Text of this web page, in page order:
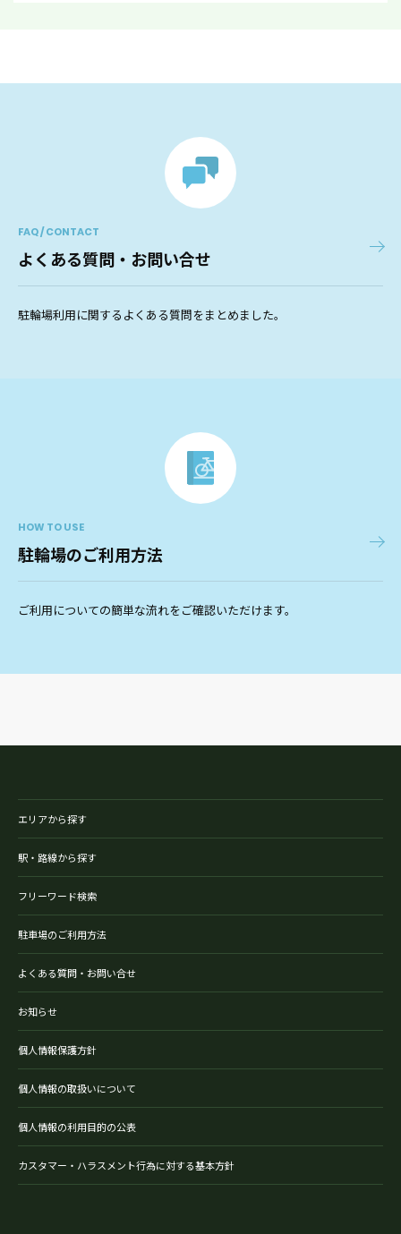
FAQ / CONTACT
よくある質問・お問い合せ
駐輪場利用に関するよくある質問をまとめました。
HOW TO USE
駐輪場のご利用方法
ご利用についての簡単な流れをご確認いただけます。
エリアから探す
駅・路線から探す
フリーワード検索
駐車場のご利用方法
よくある質問・お問い合せ
お知らせ
個人情報保護方針
個人情報の取扱いについて
個人情報の利用目的の公表
カスタマー・ハラスメント行為に対する基本方針